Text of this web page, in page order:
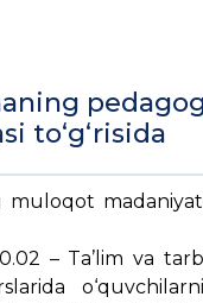
to‘g‘risida
– Ta’lim va